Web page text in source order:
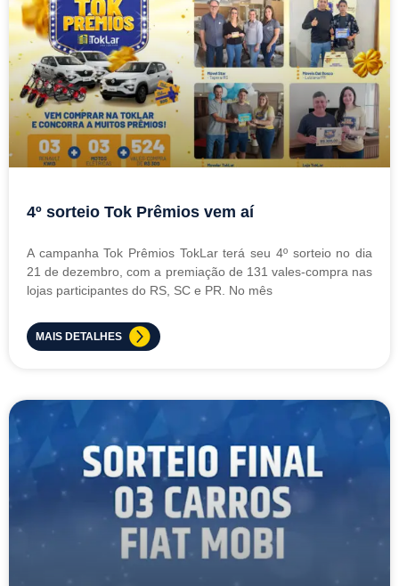
4º sorteio Tok Prêmios vem aí
A campanha Tok Prêmios TokLar terá seu 4º sorteio no dia
21 de dezembro, com a premiação de 131 vales-compra nas
lojas participantes do RS, SC e PR. No mês
MAIS DETALHES